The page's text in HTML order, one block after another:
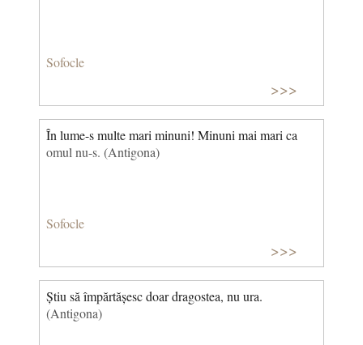
Sofocle
>>>
În lume-s multe mari minuni! Minuni mai mari ca
omul nu-s. (Antigona)
Sofocle
>>>
Știu să împărtășesc doar dragostea, nu ura.
(Antigona)